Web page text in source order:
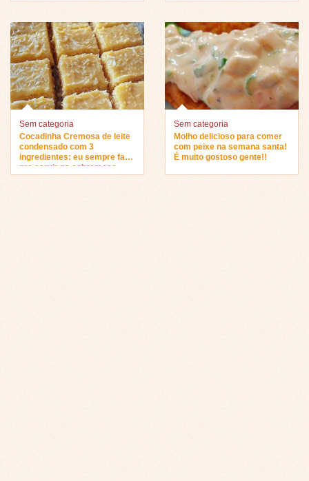
Sem categoria
Cocadinha Cremosa de leite
condensado com 3
ingredientes: eu sempre faço
pra servir na sobremesa…
Sem categoria
Molho delicioso para comer
com peixe na semana santa!
É muito gostoso gente!!